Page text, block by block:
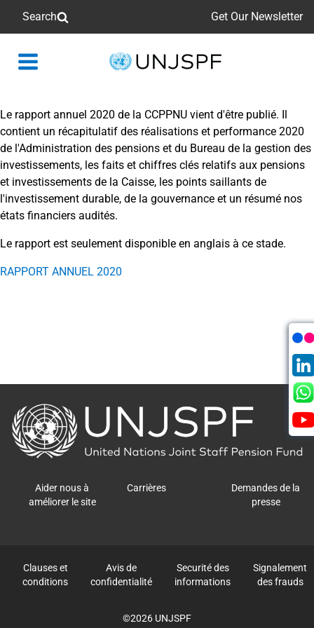
Search Get Our Newsletter
Back
Le rapport annuel 2020 de la CCPPNU vient d'être publié. Il
contient un récapitulatif des réalisations et performance 2020
de l'Administration des pensions et du Bureau de la gestion des
investissements, les faits et chiffres clés relatifs aux pensions
et investissements de la Caisse, les points saillants de
l'investissement durable, de la gouvernance et un résumé nos
états financiers audités.
Le rapport est seulement disponible en anglais à ce stade.
RAPPORT ANNUEL 2020
Back
to
the
homepage
Aider nous à
améliorer le site
Carrières
Demandes de la
presse
©2026 UNJSPF
Clauses et
conditions
Avis de
confidentialité
Securité des
informations
Signalement
des frauds